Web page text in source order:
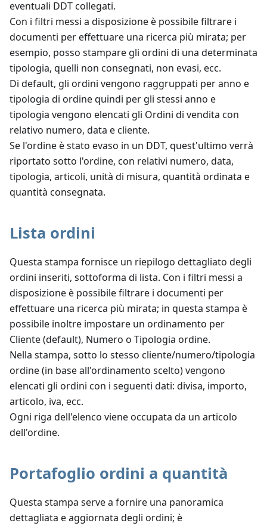
eventuali DDT collegati.
Con i filtri messi a disposizione è possibile filtrare i
documenti per effettuare una ricerca più mirata; per
esempio, posso stampare gli ordini di una determinata
tipologia, quelli non consegnati, non evasi, ecc.
Di default, gli ordini vengono raggruppati per anno e
tipologia di ordine quindi per gli stessi anno e
tipologia vengono elencati gli Ordini di vendita con
relativo numero, data e cliente.
Se l'ordine è stato evaso in un DDT, quest'ultimo verrà
riportato sotto l'ordine, con relativi numero, data,
tipologia, articoli, unità di misura, quantità ordinata e
quantità consegnata.
Lista ordini
Questa stampa fornisce un riepilogo dettagliato degli
ordini inseriti, sottoforma di lista. Con i filtri messi a
disposizione è possibile filtrare i documenti per
effettuare una ricerca più mirata; in questa stampa è
possibile inoltre impostare un ordinamento per
Cliente (default), Numero o Tipologia ordine.
Nella stampa, sotto lo stesso cliente/numero/tipologia
ordine (in base all'ordinamento scelto) vengono
elencati gli ordini con i seguenti dati: divisa, importo,
articolo, iva, ecc.
Ogni riga dell'elenco viene occupata da un articolo
dell'ordine.
Portafoglio ordini a quantità
Questa stampa serve a fornire una panoramica
dettagliata e aggiornata degli ordini; è